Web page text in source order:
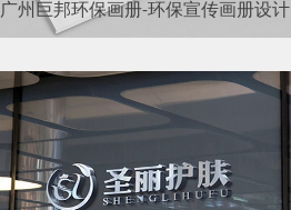
广州巨邦环保画册-环保宣传画册设计